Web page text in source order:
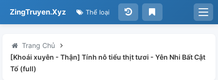
ZingTruyen.Xyz Thể loại
Trang Chủ
[Khoái xuyên - Thận] Tính nô tiểu thịt tươi - Yên Nhi Bất Cật
Tố (full)